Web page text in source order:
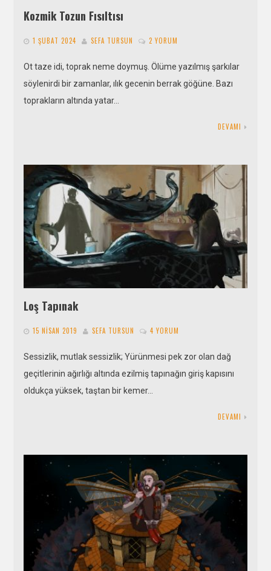
Kozmik Tozun Fısıltısı
1 ŞUBAT 2024 SEFA TURSUN 2 YORUM
Ot taze idi, toprak neme doymuş. Ölüme yazılmış şarkılar
söylenirdi bir zamanlar, ılık gecenin berrak göğüne. Bazı
toprakların altında yatar…
DEVAMI
Loş Tapınak
15 NISAN 2019 SEFA TURSUN 4 YORUM
Sessizlik, mutlak sessizlik; Yürünmesi pek zor olan dağ
geçitlerinin ağırlığı altında ezilmiş tapınağın giriş kapısını
oldukça yüksek, taştan bir kemer…
DEVAMI